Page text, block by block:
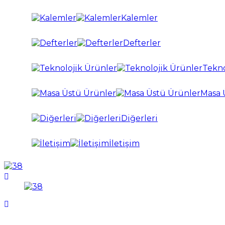
Kalemler
Defterler
Diğerleri
İletişim